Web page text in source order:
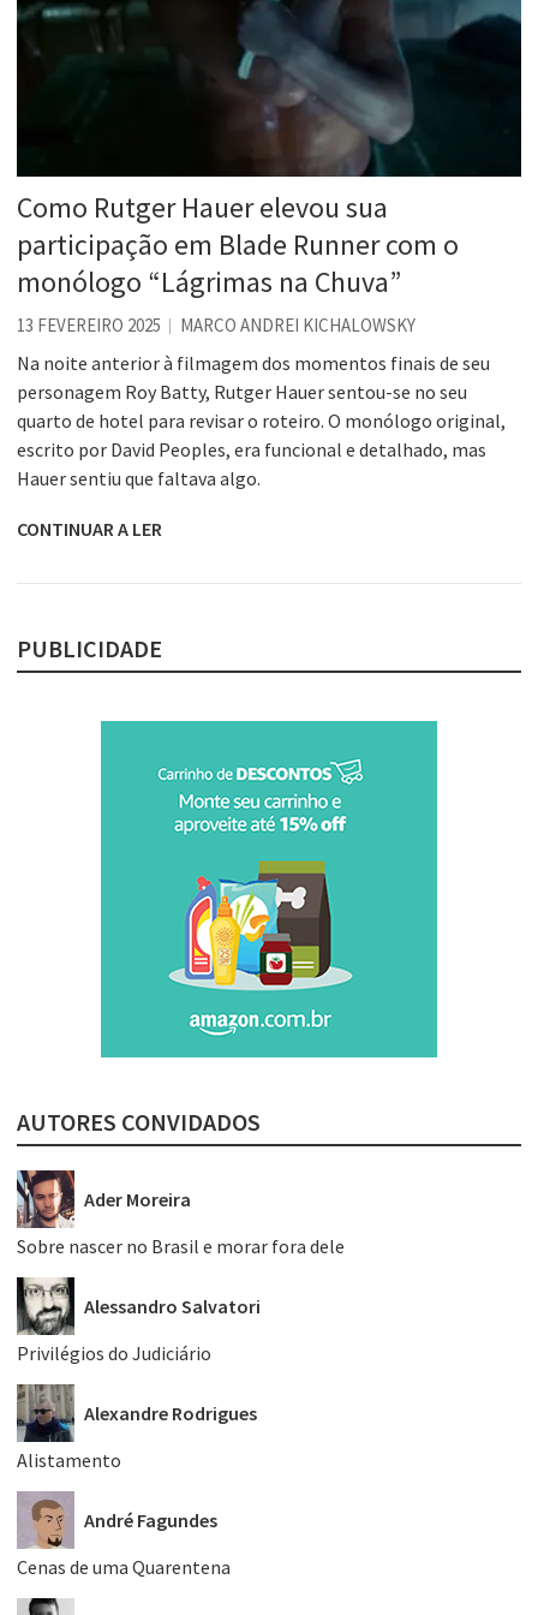
Como Rutger Hauer elevou sua
participação em Blade Runner com o
monólogo “Lágrimas na Chuva”
13 FEVEREIRO 2025 MARCO ANDREI KICHALOWSKY
Na noite anterior à filmagem dos momentos finais de seu
personagem Roy Batty, Rutger Hauer sentou-se no seu
quarto de hotel para revisar o roteiro. O monólogo original,
escrito por David Peoples, era funcional e detalhado, mas
Hauer sentiu que faltava algo.
CONTINUAR A LER
PUBLICIDADE
AUTORES CONVIDADOS
Ader Moreira
Sobre nascer no Brasil e morar fora dele
Alessandro Salvatori
Privilégios do Judiciário
Alexandre Rodrigues
Alistamento
André Fagundes
Cenas de uma Quarentena